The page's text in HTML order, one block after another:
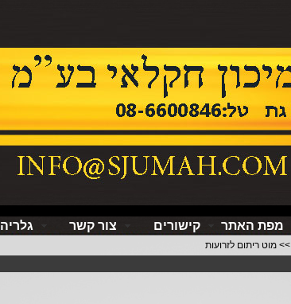
מפת האתר קישורים צור קשר גלריה
>> מוט ריתום לזרועות